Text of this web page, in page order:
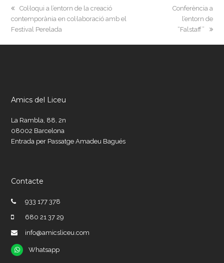
previous
post:
Col·loqui a l’entorn de la creació
contemporània en col·laboració amb el
Festival Perelada
next
post:
Conferència a
l’entorn de
“Falstaff”
Amics del Liceu
La Rambla, 88, 2n
08002 Barcelona
Entrada per Passatge Amadeu Bagués
Contacte
933 177 378
680 21 37 29
info@amicsliceu.com
Whatsapp
Whatsapp